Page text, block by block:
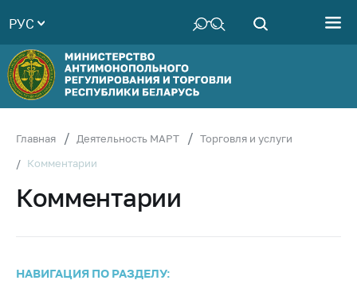
Руководство
Структура
Министерства
Территориальные
Антикоррупционная
консультативный
РУС
Главная Деятельность МАРТ
Торговля и услуги
Комментарии
Комментарии
НАВИГАЦИЯ ПО РАЗДЕЛУ: